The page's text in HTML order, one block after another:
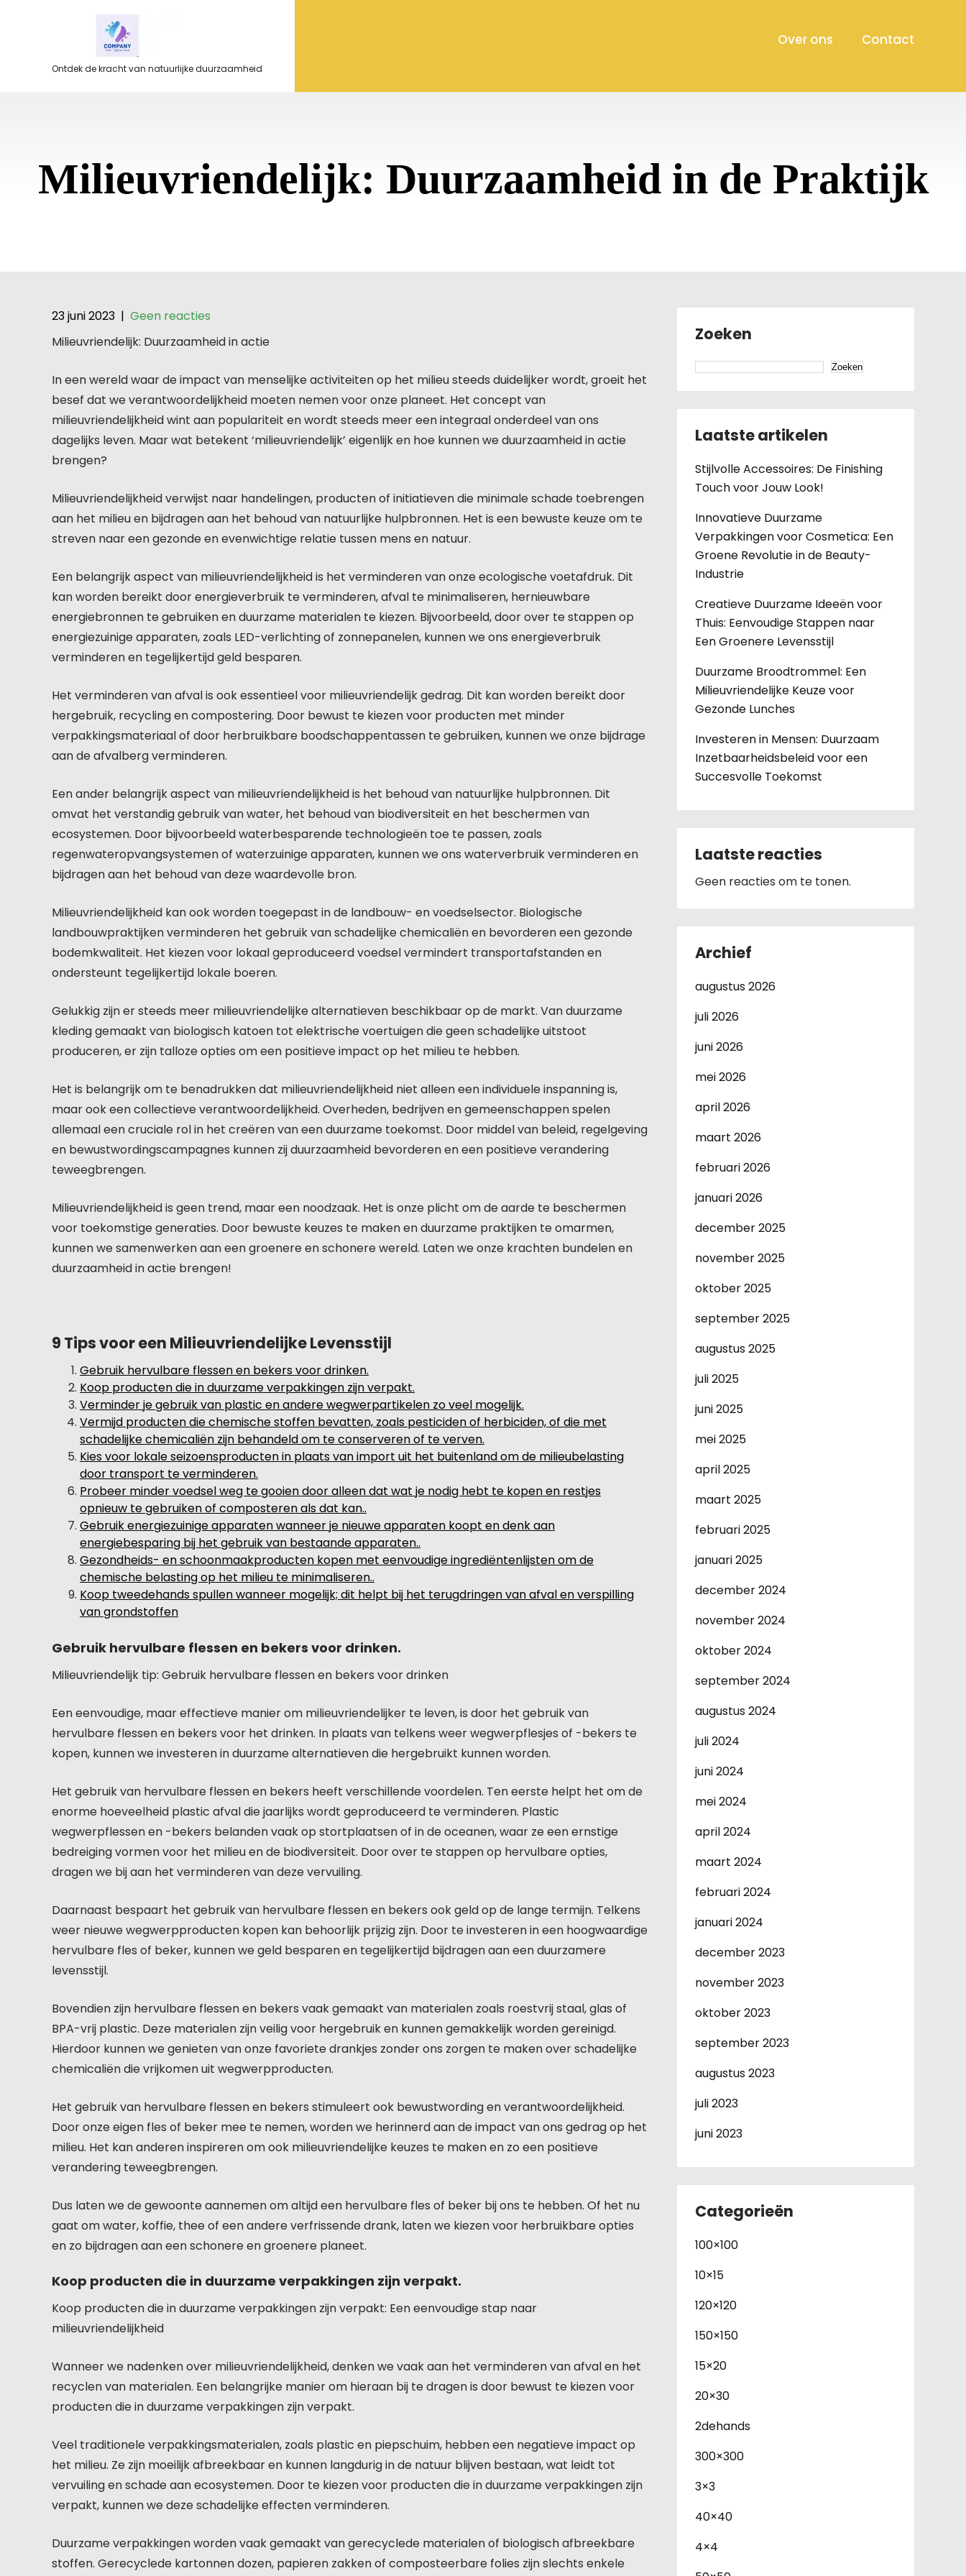
Ontdek de kracht van natuurlijke duurzaamheid
Over ons Contact
Milieuvriendelijk: Duurzaamheid in de Praktijk
23 juni 2023 | Geen reacties
Milieuvriendelijk: Duurzaamheid in actie
In een wereld waar de impact van menselijke activiteiten op het milieu steeds duidelijker wordt, groeit het
besef dat we verantwoordelijkheid moeten nemen voor onze planeet. Het concept van
milieuvriendelijkheid wint aan populariteit en wordt steeds meer een integraal onderdeel van ons
dagelijks leven. Maar wat betekent ‘milieuvriendelijk’ eigenlijk en hoe kunnen we duurzaamheid in actie
brengen?
Milieuvriendelijkheid verwijst naar handelingen, producten of initiatieven die minimale schade toebrengen
aan het milieu en bijdragen aan het behoud van natuurlijke hulpbronnen. Het is een bewuste keuze om te
streven naar een gezonde en evenwichtige relatie tussen mens en natuur.
Een belangrijk aspect van milieuvriendelijkheid is het verminderen van onze ecologische voetafdruk. Dit
kan worden bereikt door energieverbruik te verminderen, afval te minimaliseren, hernieuwbare
energiebronnen te gebruiken en duurzame materialen te kiezen. Bijvoorbeeld, door over te stappen op
energiezuinige apparaten, zoals LED-verlichting of zonnepanelen, kunnen we ons energieverbruik
verminderen en tegelijkertijd geld besparen.
Het verminderen van afval is ook essentieel voor milieuvriendelijk gedrag. Dit kan worden bereikt door
hergebruik, recycling en compostering. Door bewust te kiezen voor producten met minder
verpakkingsmateriaal of door herbruikbare boodschappentassen te gebruiken, kunnen we onze bijdrage
aan de afvalberg verminderen.
Een ander belangrijk aspect van milieuvriendelijkheid is het behoud van natuurlijke hulpbronnen. Dit
omvat het verstandig gebruik van water, het behoud van biodiversiteit en het beschermen van
ecosystemen. Door bijvoorbeeld waterbesparende technologieën toe te passen, zoals
regenwateropvangsystemen of waterzuinige apparaten, kunnen we ons waterverbruik verminderen en
bijdragen aan het behoud van deze waardevolle bron.
Milieuvriendelijkheid kan ook worden toegepast in de landbouw- en voedselsector. Biologische
landbouwpraktijken verminderen het gebruik van schadelijke chemicaliën en bevorderen een gezonde
bodemkwaliteit. Het kiezen voor lokaal geproduceerd voedsel vermindert transportafstanden en
ondersteunt tegelijkertijd lokale boeren.
Gelukkig zijn er steeds meer milieuvriendelijke alternatieven beschikbaar op de markt. Van duurzame
kleding gemaakt van biologisch katoen tot elektrische voertuigen die geen schadelijke uitstoot
produceren, er zijn talloze opties om een positieve impact op het milieu te hebben.
Het is belangrijk om te benadrukken dat milieuvriendelijkheid niet alleen een individuele inspanning is,
maar ook een collectieve verantwoordelijkheid. Overheden, bedrijven en gemeenschappen spelen
allemaal een cruciale rol in het creëren van een duurzame toekomst. Door middel van beleid, regelgeving
en bewustwordingscampagnes kunnen zij duurzaamheid bevorderen en een positieve verandering
teweegbrengen.
Milieuvriendelijkheid is geen trend, maar een noodzaak. Het is onze plicht om de aarde te beschermen
voor toekomstige generaties. Door bewuste keuzes te maken en duurzame praktijken te omarmen,
kunnen we samenwerken aan een groenere en schonere wereld. Laten we onze krachten bundelen en
duurzaamheid in actie brengen!
9 Tips voor een Milieuvriendelijke Levensstijl
Gebruik hervulbare flessen en bekers voor drinken.
Koop producten die in duurzame verpakkingen zijn verpakt.
Verminder je gebruik van plastic en andere wegwerpartikelen zo veel mogelijk.
Vermijd producten die chemische stoffen bevatten, zoals pesticiden of herbiciden, of die met
schadelijke chemicaliën zijn behandeld om te conserveren of te verven.
Kies voor lokale seizoensproducten in plaats van import uit het buitenland om de milieubelasting
door transport te verminderen.
Probeer minder voedsel weg te gooien door alleen dat wat je nodig hebt te kopen en restjes
opnieuw te gebruiken of composteren als dat kan..
Gebruik energiezuinige apparaten wanneer je nieuwe apparaten koopt en denk aan
energiebesparing bij het gebruik van bestaande apparaten..
Gezondheids- en schoonmaakproducten kopen met eenvoudige ingrediëntenlijsten om de
chemische belasting op het milieu te minimaliseren..
Koop tweedehands spullen wanneer mogelijk; dit helpt bij het terugdringen van afval en verspilling
van grondstoffen
Gebruik hervulbare flessen en bekers voor drinken.
Milieuvriendelijk tip: Gebruik hervulbare flessen en bekers voor drinken
Een eenvoudige, maar effectieve manier om milieuvriendelijker te leven, is door het gebruik van
hervulbare flessen en bekers voor het drinken. In plaats van telkens weer wegwerpflesjes of -bekers te
kopen, kunnen we investeren in duurzame alternatieven die hergebruikt kunnen worden.
Het gebruik van hervulbare flessen en bekers heeft verschillende voordelen. Ten eerste helpt het om de
enorme hoeveelheid plastic afval die jaarlijks wordt geproduceerd te verminderen. Plastic
wegwerpflessen en -bekers belanden vaak op stortplaatsen of in de oceanen, waar ze een ernstige
bedreiging vormen voor het milieu en de biodiversiteit. Door over te stappen op hervulbare opties,
dragen we bij aan het verminderen van deze vervuiling.
Daarnaast bespaart het gebruik van hervulbare flessen en bekers ook geld op de lange termijn. Telkens
weer nieuwe wegwerpproducten kopen kan behoorlijk prijzig zijn. Door te investeren in een hoogwaardige
hervulbare fles of beker, kunnen we geld besparen en tegelijkertijd bijdragen aan een duurzamere
levensstijl.
Bovendien zijn hervulbare flessen en bekers vaak gemaakt van materialen zoals roestvrij staal, glas of
BPA-vrij plastic. Deze materialen zijn veilig voor hergebruik en kunnen gemakkelijk worden gereinigd.
Hierdoor kunnen we genieten van onze favoriete drankjes zonder ons zorgen te maken over schadelijke
chemicaliën die vrijkomen uit wegwerpproducten.
Het gebruik van hervulbare flessen en bekers stimuleert ook bewustwording en verantwoordelijkheid.
Door onze eigen fles of beker mee te nemen, worden we herinnerd aan de impact van ons gedrag op het
milieu. Het kan anderen inspireren om ook milieuvriendelijke keuzes te maken en zo een positieve
verandering teweegbrengen.
Dus laten we de gewoonte aannemen om altijd een hervulbare fles of beker bij ons te hebben. Of het nu
gaat om water, koffie, thee of een andere verfrissende drank, laten we kiezen voor herbruikbare opties
en zo bijdragen aan een schonere en groenere planeet.
Koop producten die in duurzame verpakkingen zijn verpakt.
Koop producten die in duurzame verpakkingen zijn verpakt: Een eenvoudige stap naar
milieuvriendelijkheid
Wanneer we nadenken over milieuvriendelijkheid, denken we vaak aan het verminderen van afval en het
recyclen van materialen. Een belangrijke manier om hieraan bij te dragen is door bewust te kiezen voor
producten die in duurzame verpakkingen zijn verpakt.
Veel traditionele verpakkingsmaterialen, zoals plastic en piepschuim, hebben een negatieve impact op
het milieu. Ze zijn moeilijk afbreekbaar en kunnen langdurig in de natuur blijven bestaan, wat leidt tot
vervuiling en schade aan ecosystemen. Door te kiezen voor producten die in duurzame verpakkingen zijn
verpakt, kunnen we deze schadelijke effecten verminderen.
Duurzame verpakkingen worden vaak gemaakt van gerecyclede materialen of biologisch afbreekbare
stoffen. Gerecyclede kartonnen dozen, papieren zakken of composteerbare folies zijn slechts enkele
Zoeken
Zoeken
Laatste artikelen
Stijlvolle Accessoires: De Finishing
Touch voor Jouw Look!
Innovatieve Duurzame
Verpakkingen voor Cosmetica: Een
Groene Revolutie in de Beauty-
Industrie
Creatieve Duurzame Ideeën voor
Thuis: Eenvoudige Stappen naar
Een Groenere Levensstijl
Duurzame Broodtrommel: Een
Milieuvriendelijke Keuze voor
Gezonde Lunches
Investeren in Mensen: Duurzaam
Inzetbaarheidsbeleid voor een
Succesvolle Toekomst
Laatste reacties
Geen reacties om te tonen.
Archief
augustus 2026
juli 2026
juni 2026
mei 2026
april 2026
maart 2026
februari 2026
januari 2026
december 2025
november 2025
oktober 2025
september 2025
augustus 2025
juli 2025
juni 2025
mei 2025
april 2025
maart 2025
februari 2025
januari 2025
december 2024
november 2024
oktober 2024
september 2024
augustus 2024
juli 2024
juni 2024
mei 2024
april 2024
maart 2024
februari 2024
januari 2024
december 2023
november 2023
oktober 2023
september 2023
augustus 2023
juli 2023
juni 2023
Categorieën
100×100
10×15
120×120
150×150
15×20
20×30
2dehands
300×300
3×3
40×40
4×4